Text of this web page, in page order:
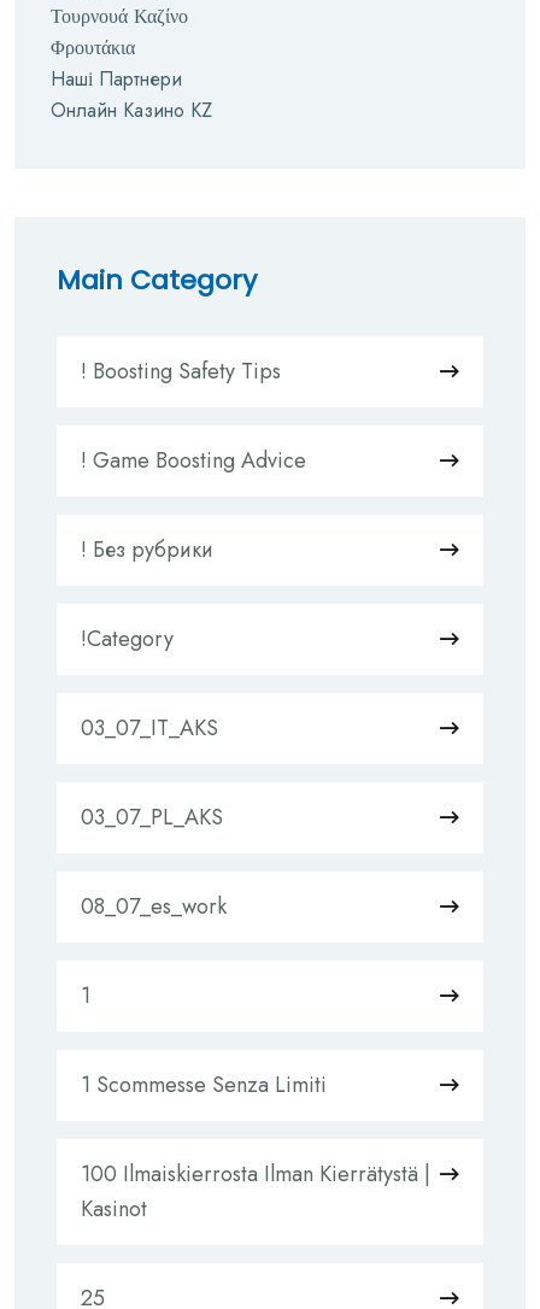
Τουρνουά Καζίνο
Φρουτάκια
Наші Партнери
Онлайн Казино KZ
Main Category
! Boosting Safety Tips
! Game Boosting Advice
! Без рубрики
!Category
03_07_IT_AKS
03_07_PL_AKS
08_07_es_work
1
1 Scommesse Senza Limiti
100 Ilmaiskierrosta Ilman Kierrätystä |
Kasinot
25